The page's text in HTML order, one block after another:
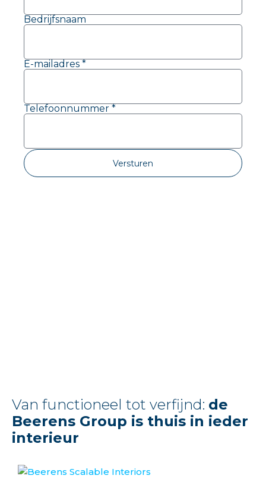
Bedrijfsnaam
E-mailadres *
Telefoonnummer *
Versturen
Van functioneel tot verfijnd: de
Beerens Group is thuis in ieder
interieur